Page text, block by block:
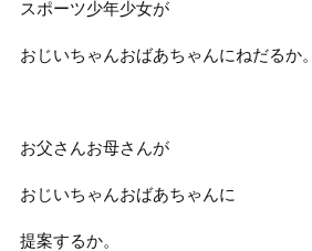
スポーツ少年少女が
おじいちゃんおばあちゃんにねだるか。
お父さんお母さんが
おじいちゃんおばあちゃんに
提案するか。